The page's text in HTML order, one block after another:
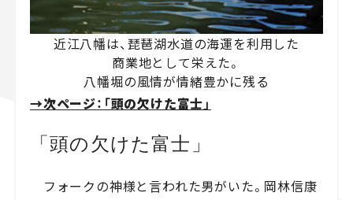
近江八幡は、琵琶湖水道の海運を利用した
商業地として栄えた。
八幡堀の風情が情緒豊かに残る
→次ページ：「頭の欠けた富士」
「頭の欠けた富士」
フォークの神様と言われた男がいた。岡林信康